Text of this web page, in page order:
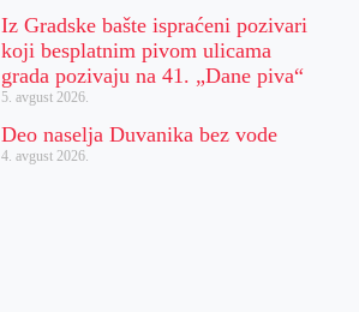
Iz Gradske bašte ispraćeni pozivari
koji besplatnim pivom ulicama
grada pozivaju na 41. „Dane piva“
5. avgust 2026.
Deo naselja Duvanika bez vode
4. avgust 2026.